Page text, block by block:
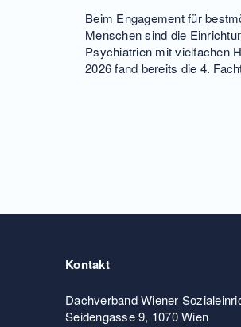
Beim Engagement für
Menschen sind die
Psychiatrien mit vielfachen
2026 fand bereits die 4.
Kontakt
Dachverband Wiener
Seidengasse 9, 1070 Wien